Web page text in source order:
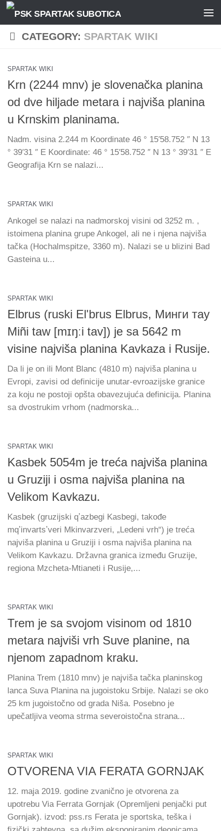
Skip to content
CATEGORY: SPARTAK WIKI
SPARTAK WIKI
Krn (2244 mnv) je slovenačka planina
od dve hiljade metara i najviša planina
u Krnskim planinama.
Nadm. visina 2.244 m Koordinate 46 ° 15′58.752 ″ N 13
° 39′31 ″ E Koordinate: 46 ° 15′58.752 ″ N 13 ° 39′31 ″ E
Geografija Krn se nalazi...
SPARTAK WIKI
Ankogel se nalazi na nadmorskoj visini od 3252 m. ,
istoimena planina grupe Ankogel, ali ne i njena najviša
tačka (Hochalmspitze, 3360 m). Nalazi se u blizini Bad
Gasteina u...
SPARTAK WIKI
Elbrus (ruski Elʹbrus Elbrus, Минги тау
Miñi taw [mɪŋːi tav]) je sa 5642 m
visine najviša planina Kavkaza i Rusije.
Da li je on ili Mont Blanc (4810 m) najviša planina u
Evropi, zavisi od definicije unutar-evroazijske granice
za koju ne postoji opšta obavezujuća definicija. Planina
sa dvostrukim vrhom (nadmorska...
SPARTAK WIKI
Kasbek 5054m je treća najviša planina
u Gruziji i osma najviša planina na
Velikom Kavkazu.
Kasbek (gruzijski qʼazbegi Kasbegi, takođe
mqʼinvartsʼveri Mkinvarzveri, „Ledeni vrh“) je treća
najviša planina u Gruziji i osma najviša planina na
Velikom Kavkazu. Državna granica između Gruzije,
regiona Mzcheta-Mtianeti i Rusije,...
SPARTAK WIKI
Trem je sa svojom visinom od 1810
metara najviši vrh Suve planine, na
njenom zapadnom kraku.
Planina Trem (1810 mnv) je najviša tačka planinskog
lanca Suva Planina na jugoistoku Srbije. Nalazi se oko
25 km jugoistočno od grada Niša. Posebno je
upečatljiva veoma strma severoistočna strana...
SPARTAK WIKI
OTVORENA VIA FERATA GORNJAK
12. maja 2019. godine zvanično je otvorena za
upotrebu Via Ferrata Gornjak (Opremljeni penjački put
Gornjak). izvod: pss.rs Ferata je sportska, teška i